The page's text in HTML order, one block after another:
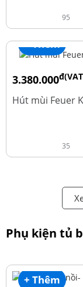
95
+ Thêm
3.380.000
Hút mùi Feuer
35
Phụ kiện tủ
+ Thêm